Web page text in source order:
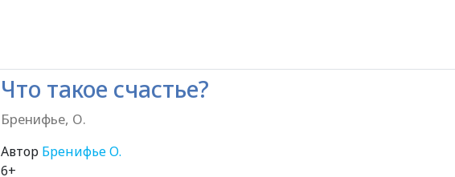
Что такое счастье?
Бренифье, О.
Автор Бренифье О.
6+